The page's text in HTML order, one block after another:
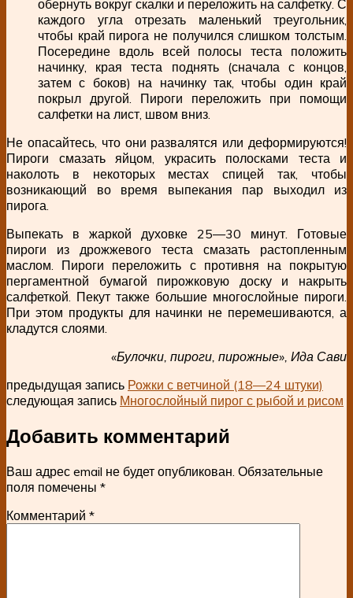
обернуть вокруг скалки и переложить на салфетку. С
каждого угла отрезать маленький треугольник,
чтобы край пирога не получился слишком толстым.
Посередине вдоль всей полосы теста положить
начинку, края теста поднять (сначала с концов,
затем с боков) на начинку так, чтобы один край
покрыл другой. Пироги переложить при помощи
салфетки на лист, швом вниз.
Не опасайтесь, что они развалятся или деформируются!
Пироги смазать яйцом, украсить полосками теста и
наколоть в некоторых местах спицей так, чтобы
возникающий во время выпекания пар выходил из
пирога.
Выпекать в жаркой духовке 25—30 минут. Готовые
пироги из дрожжевого теста смазать растопленным
маслом. Пироги переложить с противня на покрытую
пергаментной бумагой пирожковую доску и накрыть
салфеткой. Пекут также большие многослойные пироги.
При этом продукты для начинки не перемешиваются, а
кладутся слоями.
«Булочки, пироги, пирожные», Ида Сави
предыдущая запись Рожки с ветчиной (18—24 штуки)
следующая запись Многослойный пирог с рыбой и рисом
Добавить комментарий
Ваш адрес email не будет опубликован. Обязательные
поля помечены *
Комментарий *